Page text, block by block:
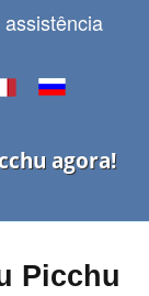
agora!
Picchu